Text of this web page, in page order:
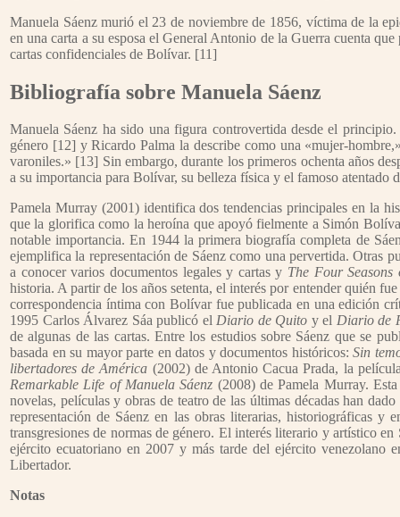
Manuela Sáenz murió el 23 de noviembre de 1856, víctima de la
en una carta a su esposa el General Antonio de la Guerra cuenta
cartas confidenciales de Bolívar. [11]
Bibliografía sobre Manuela Sáenz
Manuela Sáenz ha sido una figura controvertida desde el
género [12] y Ricardo Palma la describe como una «mujer-
varoniles.» [13] Sin embargo, durante los primeros ochenta años
a su importancia para Bolívar, su belleza física y el famoso atentado
Pamela Murray (2001) identifica dos tendencias principales en la
que la glorifica como la heroína que apoyó fielmente a Simón
notable importancia. En 1944 la primera biografía completa de
ejemplifica la representación de Sáenz como una pervertida. Otras
a conocer varios documentos legales y cartas y The Four Seasons
historia. A partir de los años setenta, el interés por entender quién
correspondencia íntima con Bolívar fue publicada en una edición
1995 Carlos Álvarez Sáa publicó elDiario de Quito y el Diario de
de algunas de las cartas. Entre los estudios sobre Sáenz que se
basada en su mayor parte en datos y documentos históricos: Sin
libertadores de América (2002) de Antonio Cacua Prada, la
Remarkable Life of Manuela Sáenz (2008) de Pamela Murray.
novelas, películas y obras de teatro de las últimas décadas han
representación de Sáenz en las obras literarias, historiográficas y
transgresiones de normas de género. El interés literario y artístico
ejército ecuatoriano en 2007 y más tarde del ejército venezolano
Libertador.
Notas